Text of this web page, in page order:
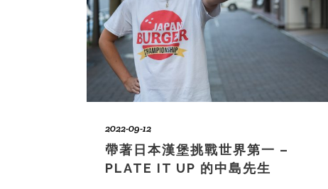
2022-09-12
帶著日本漢堡挑戰世界第一 –
PLATE IT UP 的中島先生